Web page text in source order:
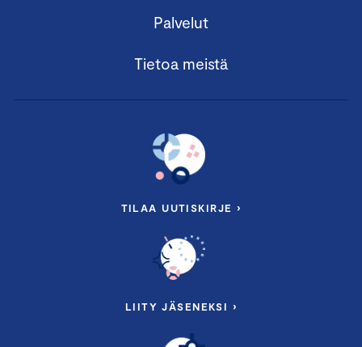
Palvelut
Tietoa meistä
TILAA UUTISKIRJE ›
LIITY JÄSENEKSI ›